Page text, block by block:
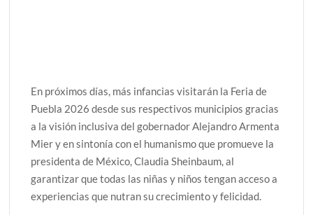
En próximos días, más infancias visitarán la Feria de
Puebla 2026 desde sus respectivos municipios gracias
a la visión inclusiva del gobernador Alejandro Armenta
Mier y en sintonía con el humanismo que promueve la
presidenta de México, Claudia Sheinbaum, al
garantizar que todas las niñas y niños tengan acceso a
experiencias que nutran su crecimiento y felicidad.